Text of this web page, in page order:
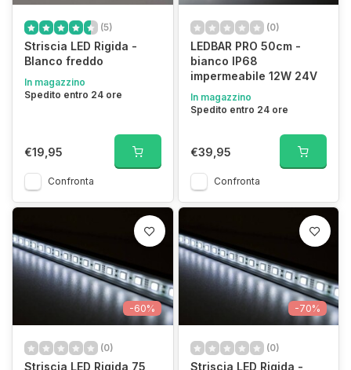
(5)
Striscia LED Rigida -
Blanco freddo
In magazzino
Spedito entro 24 ore
€19,95
Confronta
(0)
LEDBAR PRO 50cm -
bianco IP68
impermeabile 12W 24V
In magazzino
Spedito entro 24 ore
€39,95
Confronta
-60%
(0)
Striscia LED Rigida 75
-70%
(0)
Striscia LED Rigida -